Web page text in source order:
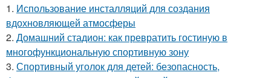
1. Использование инсталляций для создания
вдохновляющей атмосферы
2. Домашний стадион: как превратить гостиную в
многофункциональную спортивную зону
3. Спортивный уголок для детей: безопасность,